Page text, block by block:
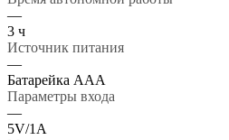
—
3 ч
Источник питания
—
Батарейка ААА
Параметры входа
—
5V/1A